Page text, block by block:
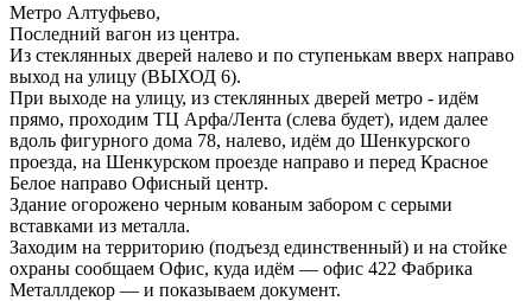
Метро Алтуфьево,
Последний вагон из центра.
Из стеклянных дверей налево и по ступенькам вверх направо
выход на улицу (ВЫХОД 6).
При выходе на улицу, из стеклянных дверей метро - идём
прямо, проходим ТЦ Арфа/Лента (слева будет), идем далее
вдоль фигурного дома 78, налево, идём до Шенкурского
проезда, на Шенкурском проезде направо и перед Красное
Белое направо Офисный центр.
Здание огорожено черным кованым забором с серыми
вставками из металла.
Заходим на территорию (подъезд единственный) и на стойке
охраны сообщаем Офис, куда идём — офис 422 Фабрика
Металлдекор — и показываем документ.